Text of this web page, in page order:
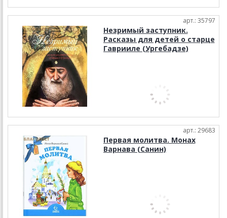
арт.: 35797
Незримый заступник.
Расказы для детей о старце
Гаврииле (Ургебадзе)
арт.: 29683
Первая молитва. Монах
Варнава (Санин)